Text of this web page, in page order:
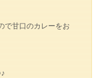
で甘口のカレーをお